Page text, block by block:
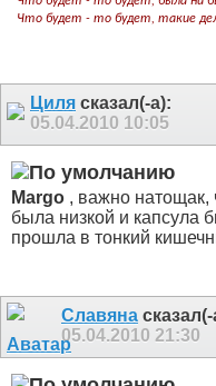
Что будет - то будет, такие
Циля сказал(-а):
05.04.2010 10:05
Margo , важно натощак,
была низкой и капсула
прошла в тонкий
Славяна сказал(-
05.04.2010 21:30